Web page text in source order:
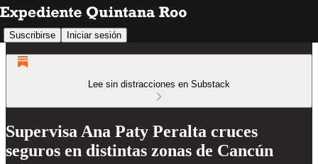
Suscribirse Iniciar sesión
Lee sin distracciones en Substack
Supervisa Ana Paty Peralta cruces
seguros en distintas zonas de Cancún